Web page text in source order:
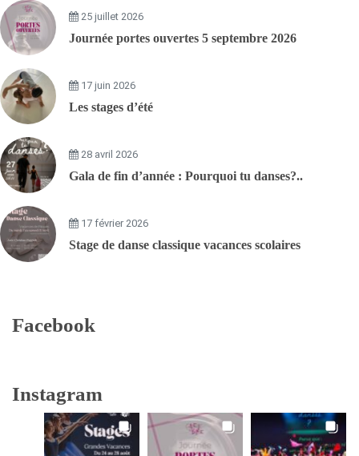
25 juillet 2026
Journée portes ouvertes 5 septembre 2026
17 juin 2026
Les stages d’été
28 avril 2026
Gala de fin d’année : Pourquoi tu danses?..
17 février 2026
Stage de danse classique vacances scolaires
Facebook
Instagram